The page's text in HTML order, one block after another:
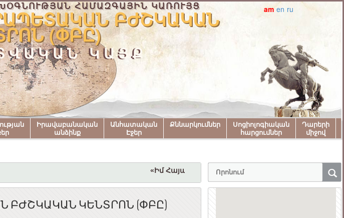
ՀԱՄԱԶԳԱՅԻՆ ԿԱՌՈՒՅՑ
ԲԺՇԿԱԿԱՆ
(ՓԲԸ)
ԿԱՅՔ
am en ru
Իրավաբանական
անձինք
Անհատական
Էջեր
Քննարկումներ
Սոցիոլոգիական
հարցումներ
Դարերի
միջով
«Իմ Հայաստան» համահայկական փառատոնին
ԲԺՇԿԱԿԱՆ ԿԵՆՏՐՈՆ (ՓԲԸ)